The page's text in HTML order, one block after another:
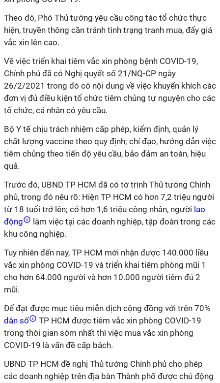
Theo đó, Phó Thủ tướng yêu cầu công tác tổ chức thực
hiện, truyền thông cần tránh tình trạng tranh mua, đẩy giá
vắc xin lên cao.
Về việc triển khai tiêm vắc xin phòng bệnh COVID-19,
Chính phủ đã có Nghị quyết số 21/NQ-CP ngày
26/2/2021 trong đó có nội dung về việc khuyến khích các
đơn vị đủ điều kiện tổ chức tiêm chủng tự nguyện cho các
tổ chức, cá nhân có yêu cầu.
Bộ Y tế chịu trách nhiệm cấp phép, kiểm định, quản lý
chất lượng vaccine theo quy định; chỉ đạo, hướng dẫn việc
tiêm chủng theo tiến độ yêu cầu, bảo đảm an toàn, hiệu
quả.
Trước đó, UBND TP HCM đã có tờ trình Thủ tướng Chính
phủ, trong đó nêu rõ: Hiện TP HCM có hơn 7,2 triệu người
từ 18 tuổi trở lên; có hơn 1,6 triệu công nhân, người lao
động
làm việc tại các doanh nghiệp, tập đoàn trong các
khu công nghiệp.
Tuy nhiên đến nay, TP HCM mới nhận được 140.000 liều
vắc xin phòng COVID-19 và triển khai tiêm phòng mũi 1
cho hơn 64.000 người và hơn 10.000 người tiêm đủ 2
mũi.
Để đạt được mục tiêu miễn dịch cộng đồng với trên 70%
dân số
TP HCM được tiêm vắc xin phòng COVID-19
trong thời gian sớm nhất thì việc mua vắc xin phòng
COVID-19 là vấn đề cấp bách.
UBND TP HCM đề nghị Thủ tướng Chính phủ cho phép
các doanh nghiệp trên địa bàn Thành phố được chủ động